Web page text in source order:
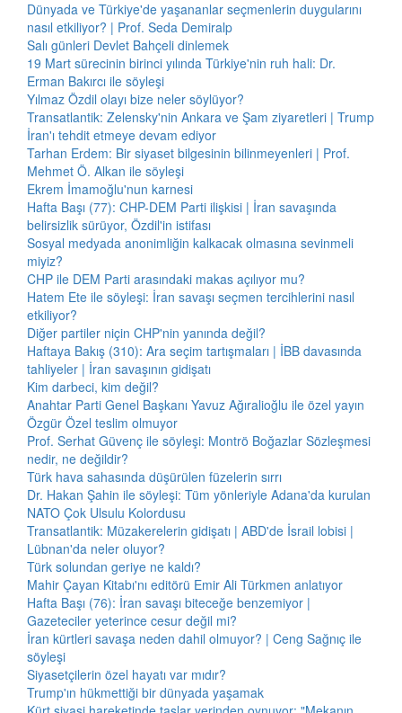
Dünyada ve Türkiye'de yaşananlar seçmenlerin duygularını
nasıl etkiliyor? | Prof. Seda Demiralp
Salı günleri Devlet Bahçeli dinlemek
19 Mart sürecinin birinci yılında Türkiye'nin ruh hali: Dr.
Erman Bakırcı ile söyleşi
Yılmaz Özdil olayı bize neler söylüyor?
Transatlantik: Zelensky'nin Ankara ve Şam ziyaretleri | Trump
İran'ı tehdit etmeye devam ediyor
Tarhan Erdem: Bir siyaset bilgesinin bilinmeyenleri | Prof.
Mehmet Ö. Alkan ile söyleşi
Ekrem İmamoğlu'nun karnesi
Hafta Başı (77): CHP-DEM Parti ilişkisi | İran savaşında
belirsizlik sürüyor, Özdil'in istifası
Sosyal medyada anonimliğin kalkacak olmasına sevinmeli
miyiz?
CHP ile DEM Parti arasındaki makas açılıyor mu?
Hatem Ete ile söyleşi: İran savaşı seçmen tercihlerini nasıl
etkiliyor?
Diğer partiler niçin CHP'nin yanında değil?
Haftaya Bakış (310): Ara seçim tartışmaları | İBB davasında
tahliyeler | İran savaşının gidişatı
Kim darbeci, kim değil?
Anahtar Parti Genel Başkanı Yavuz Ağıralioğlu ile özel yayın
Özgür Özel teslim olmuyor
Prof. Serhat Güvenç ile söyleşi: Montrö Boğazlar Sözleşmesi
nedir, ne değildir?
Türk hava sahasında düşürülen füzelerin sırrı
Dr. Hakan Şahin ile söyleşi: Tüm yönleriyle Adana'da kurulan
NATO Çok Ulsulu Kolordusu
Transatlantik: Müzakerelerin gidişatı | ABD'de İsrail lobisi |
Lübnan'da neler oluyor?
Türk solundan geriye ne kaldı?
Mahir Çayan Kitabı'nı editörü Emir Ali Türkmen anlatıyor
Hafta Başı (76): İran savaşı biteceğe benzemiyor |
Gazeteciler yeterince cesur değil mi?
İran kürtleri savaşa neden dahil olmuyor? | Ceng Sağnıç ile
söyleşi
Siyasetçilerin özel hayatı var mıdır?
Trump'ın hükmettiği bir dünyada yaşamak